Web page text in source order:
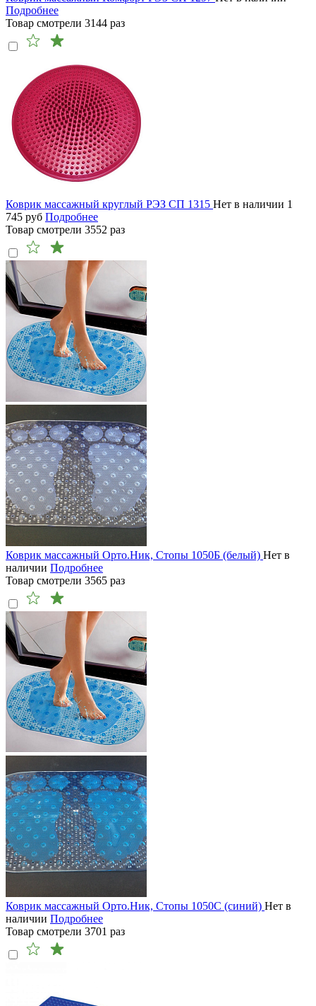
Подробнее
Товар смотрели 3144 раз
Коврик массажный круглый РЭЗ СП 1315 Нет в наличии 1
745 руб Подробнее
Товар смотрели 3552 раз
Коврик массажный Орто.Ник, Стопы 1050Б (белый) Нет в
наличии Подробнее
Товар смотрели 3565 раз
Коврик массажный Орто.Ник, Стопы 1050С (синий) Нет в
наличии Подробнее
Товар смотрели 3701 раз